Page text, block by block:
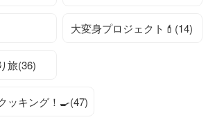
大変身プロジェクト💄(14)
旅(36)
ッキング！🍳(47)